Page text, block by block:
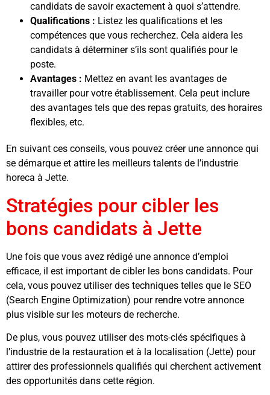
candidats de savoir exactement à quoi s’attendre.
Qualifications : Listez les qualifications et les
compétences que vous recherchez. Cela aidera les
candidats à déterminer s’ils sont qualifiés pour le
poste.
Avantages : Mettez en avant les avantages de
travailler pour votre établissement. Cela peut inclure
des avantages tels que des repas gratuits, des horaires
flexibles, etc.
En suivant ces conseils, vous pouvez créer une annonce qui
se démarque et attire les meilleurs talents de l’industrie
horeca à Jette.
Stratégies pour cibler les
bons candidats à Jette
Une fois que vous avez rédigé une annonce d’emploi
efficace, il est important de cibler les bons candidats. Pour
cela, vous pouvez utiliser des techniques telles que le SEO
(Search Engine Optimization) pour rendre votre annonce
plus visible sur les moteurs de recherche.
De plus, vous pouvez utiliser des mots-clés spécifiques à
l’industrie de la restauration et à la localisation (Jette) pour
attirer des professionnels qualifiés qui cherchent activement
des opportunités dans cette région.